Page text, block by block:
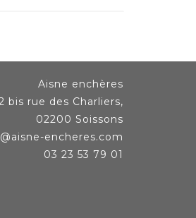
Aisne enchères
bis rue des Charliers,
02200 Soissons
encheres.com
03 23 53 79 01